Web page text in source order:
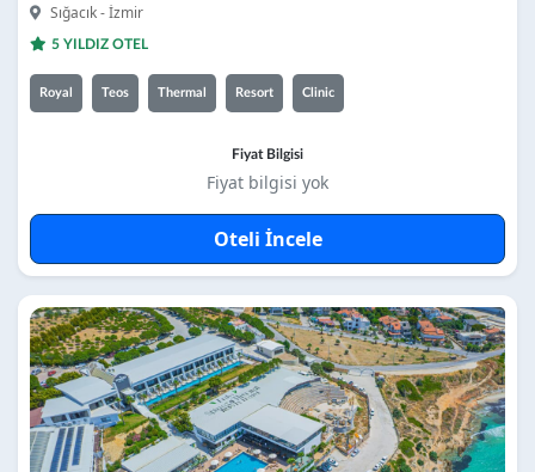
Sığacık - İzmir
5 YILDIZ OTEL
Royal Teos Thermal Resort Clinic
Fiyat Bilgisi
Fiyat bilgisi yok
Oteli İncele